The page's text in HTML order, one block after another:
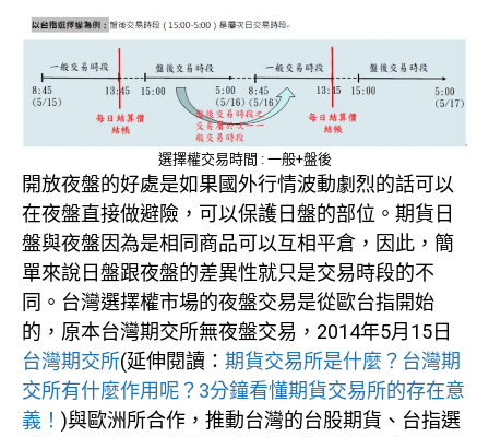
選擇權交易時間 : 一般+盤後
開放夜盤的好處是如果國外行情波動劇烈的話可以
在夜盤直接做避險，可以保護日盤的部位。期貨日
盤與夜盤因為是相同商品可以互相平倉，因此，簡
單來說日盤跟夜盤的差異性就只是交易時段的不
同。台灣選擇權市場的夜盤交易是從歐台指開始
的，原本台灣期交所無夜盤交易，2014年5月15日
台灣期交所(延伸閱讀： 期貨交易所是什麼？台灣期
交所有什麼作用呢？3分鐘看懂期貨交易所的存在意
義！ )與歐洲所合作，推動台灣的台股期貨、台指選